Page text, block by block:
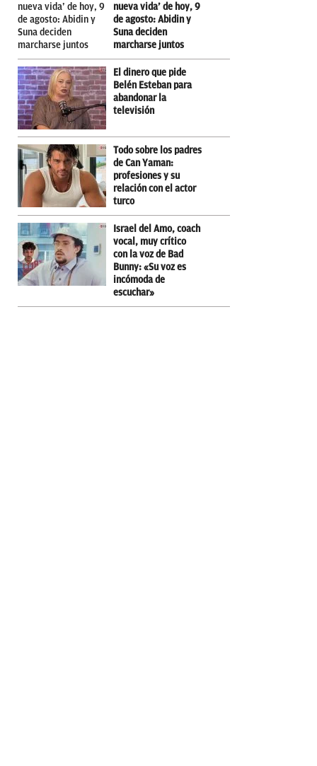
nueva vida’ de hoy, 9
de agosto: Abidin y
Suna deciden
marcharse juntos
El dinero que pide
Belén Esteban para
abandonar la
televisión
Todo sobre los padres
de Can Yaman:
profesiones y su
relación con el actor
turco
Israel del Amo, coach
vocal, muy crítico
con la voz de Bad
Bunny: «Su voz es
incómoda de
escuchar»